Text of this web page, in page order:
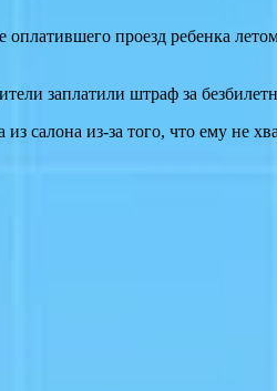
проезд ребенка
заплатили штраф за
салона из-за того, что ему не